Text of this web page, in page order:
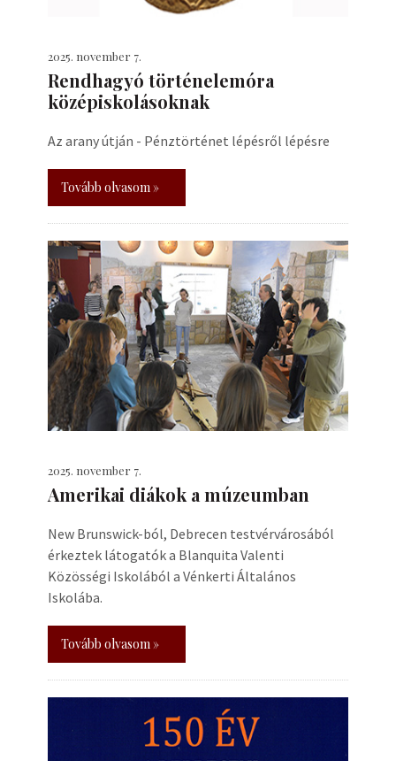
2025. november 7.
Rendhagyó történelemóra
középiskolásoknak
Az arany útján - Pénztörténet lépésről lépésre
Tovább olvasom »
2025. november 7.
Amerikai diákok a múzeumban
New Brunswick-ból, Debrecen testvérvárosából
érkeztek látogatók a Blanquita Valenti
Közösségi Iskolából a Vénkerti Általános
Iskolába.
Tovább olvasom »